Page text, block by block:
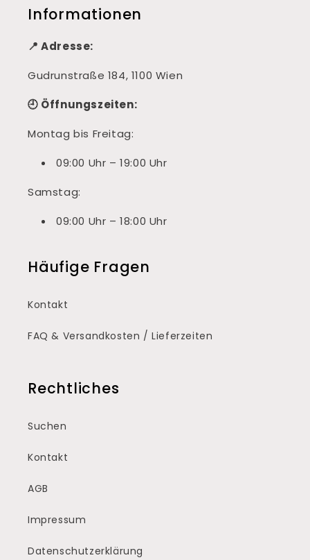
Informationen
📍 Adresse:
Gudrunstraße 184, 1100 Wien
🕘 Öffnungszeiten:
Montag bis Freitag:
09:00 Uhr – 19:00 Uhr
Samstag:
09:00 Uhr – 18:00 Uhr
Häufige Fragen
Kontakt
FAQ & Versandkosten / Lieferzeiten
Rechtliches
Suchen
Kontakt
AGB
Impressum
Datenschutzerklärung